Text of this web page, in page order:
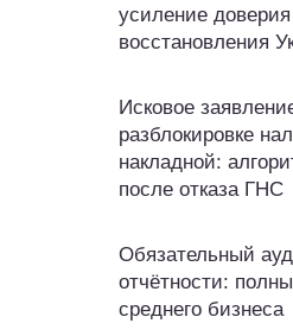
усиление доверия
восстановления
Исковое
разблокировке
накладной:
после отказа ГНС
Обязательный
отчётности:
среднего бизнеса